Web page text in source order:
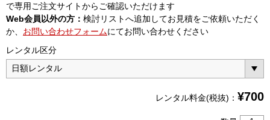
で専用ご注文サイトからご確認いただけます
Web会員以外の方： 検討リストへ追加してお見積をご依頼いただく
か、 お問い合わせフォームにてお問い合わせください
レンタル区分
レンタル料金(税抜)： ¥700